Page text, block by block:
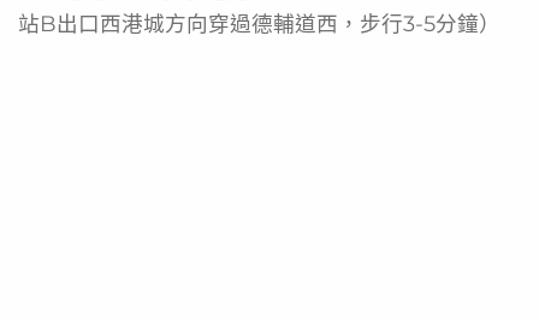
支援術後、疾病恢復期的營養需求
站B出口西港城方向穿過德輔道西，步行3-5分鐘）